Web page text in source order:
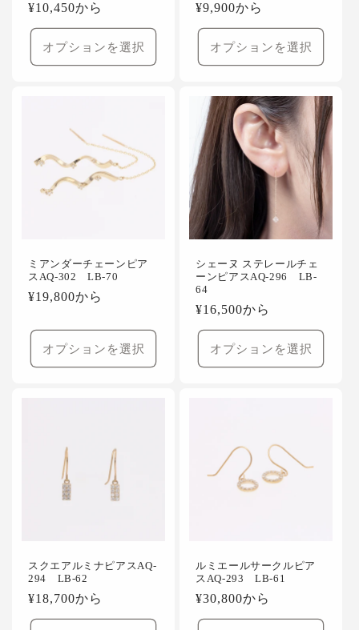
通
常
格
¥10,450から
オプションを選択
通
常
格
¥9,900から
オプションを選択
ミアンダーチェーンピア
スAQ-302 LB-70
通
価
¥19,800から
オプションを選択
シェーヌ ステレールチェ
ーンピアスAQ-296 LB-
64
通
常
格
¥16,500から
オプションを選択
スクエアルミナピアスAQ-
294 LB-62
通
常
¥18,700から
ルミエールサークルピア
スAQ-293 LB-61
通
常
¥30,800から